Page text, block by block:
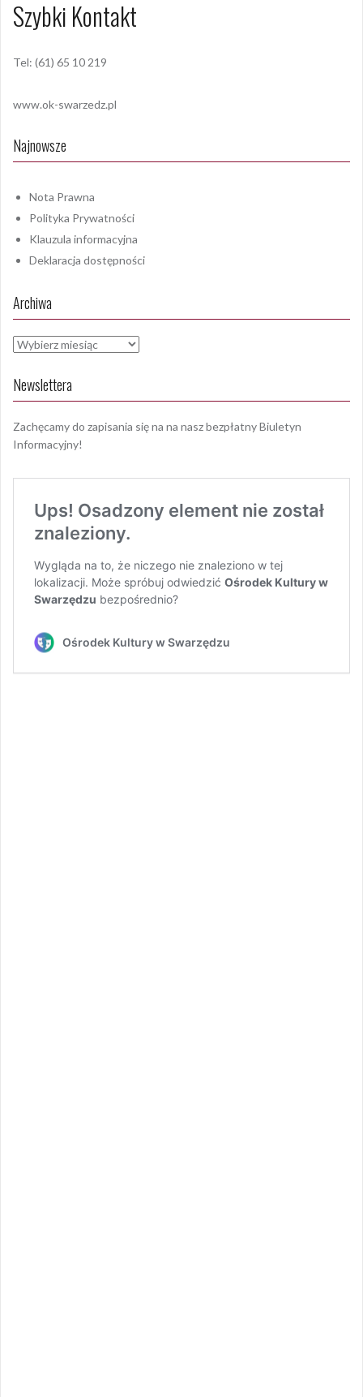
Szybki Kontakt
Tel: (61) 65 10 219
www.ok-swarzedz.pl
Najnowsze
Nota Prawna
Polityka Prywatności
Klauzula informacyjna
Deklaracja dostępności
Archiwa
Archiwa
Newslettera
Zachęcamy do zapisania się na na nasz bezpłatny Biuletyn
Informacyjny!